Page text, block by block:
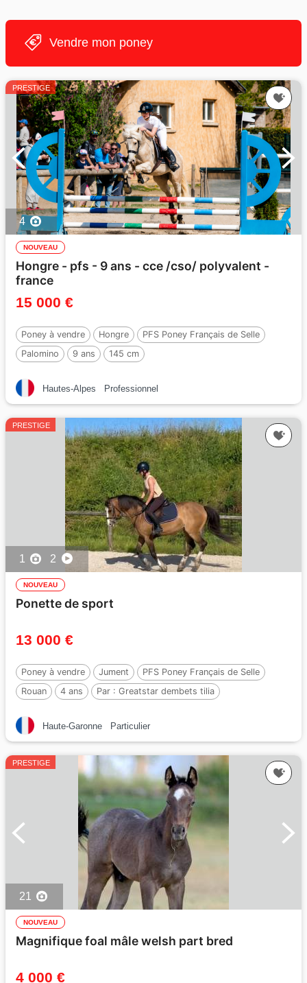
Vendre mon poney
PRESTIGE
4
NOUVEAU
Hongre - pfs - 9 ans - cce /cso/ polyvalent -
france
15 000 €
Poney à vendre Hongre
PFS Poney Français de Selle
Palomino
9 ans 145 cm
Hautes-Alpes Professionnel
PRESTIGE
1 2
NOUVEAU
Ponette de sport
13 000 €
Poney à vendre Jument
PFS Poney Français de Selle
Rouan
4 ans Par : Greatstar dembets tilia
Haute-Garonne Particulier
PRESTIGE
21
NOUVEAU
Magnifique foal mâle welsh part bred
4 000 €